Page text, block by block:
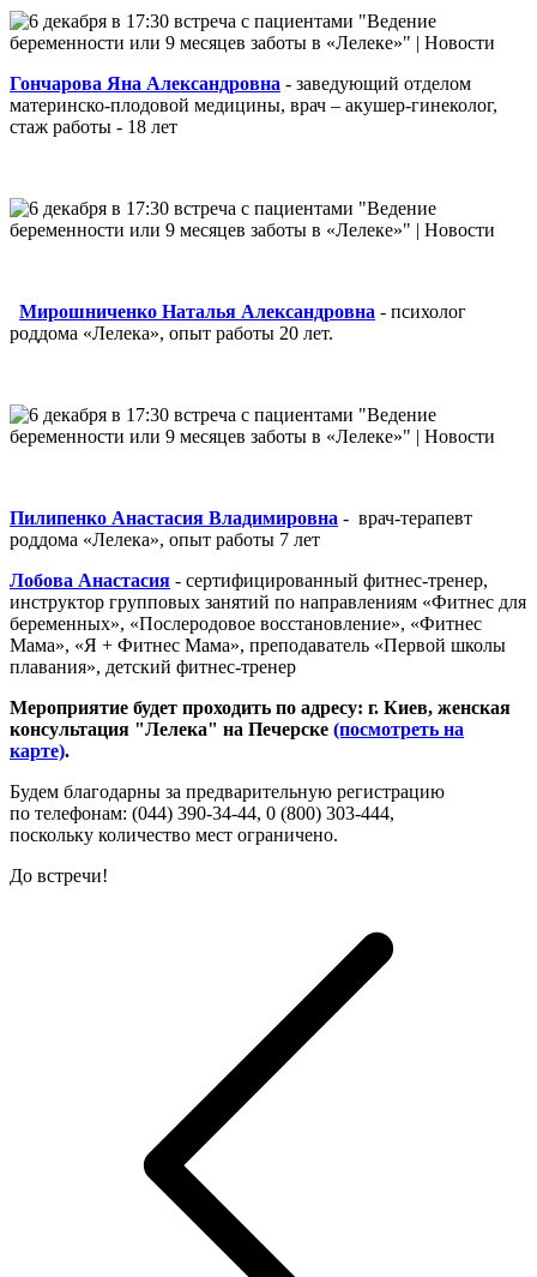
Гончарова Яна Александровна - заведующий отделом
материнско-плодовой медицины, врач – акушер-гинеколог,
стаж работы - 18 лет
Мирошниченко Наталья Александровна - психолог
роддома «Лелека», опыт работы 20 лет.
Пилипенко Анастасия Владимировна - врач-терапевт
роддома «Лелека», опыт работы 7 лет
Лобова Анастасия - сертифицированный фитнес-тренер,
инструктор групповых занятий по направлениям «Фитнес для
беременных», «Послеродовое восстановление», «Фитнес
Мама», «Я + Фитнес Мама», преподаватель «Первой школы
плавания», детский фитнес-тренер
Мероприятие будет проходить по адресу: г. Киев, женская
консультация "Лелека" на Печерске (посмотреть на
карте).
Будем благодарны за предварительную регистрацию
по телефонам: (044) 390-34-44, 0 (800) 303-444,
поскольку количество мест ограничено.
До встречи!